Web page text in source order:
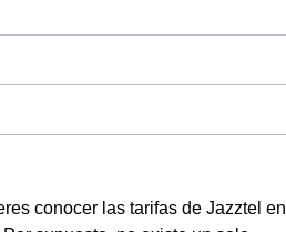
conocer las tarifas de Jazztel en